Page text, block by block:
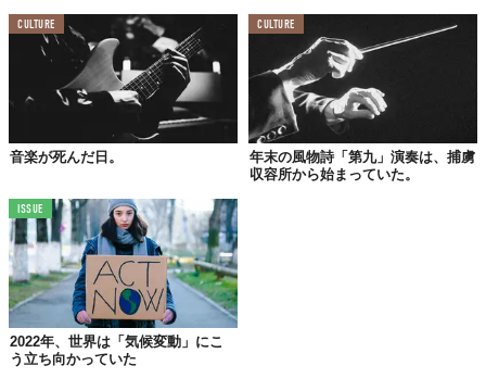
でも、なぜ彼の、そんな曲芸まがいの行為がいまだに語り継がれ
ているのかを知っている人は、そう多くないはず。
諸説ありますが、スイスの歴史家であるアエギディウス・チュデ
ィの研究によると、今から715年前（1307年）の11月18日こそ
が、ウィリアム・テルが矢でリンゴの実を射抜いてみせた日なの
だとか。今日は、知っているようで知らないウィリアム・テルの
ときは14世紀、アルプス山脈に囲まれた自然豊かな国・スイス
は、その支配を目論む隣国・オーストリアを統べるハプスブルグ
家（王朝）の圧力によって不自由な生活を強いられていました。
ある日、オーストリアの使者である役人のアルブレヒト・ゲスラ
ーが、スイスはウーリ州のとある通りに棒を立て、自らの帽子を
かけました。そして、こう言ったのです。
CULTURE
音楽が死んだ日。
CULTURE
年末の風物詩「第九」演奏は、捕虜
収容所から始まっていた。
ISSUE
2022年、世界は「気候変動」にこ
う立ち向かっていた